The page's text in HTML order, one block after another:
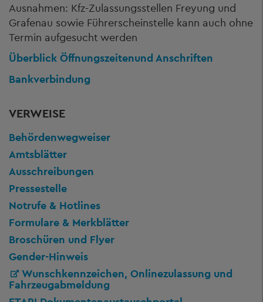
Ausnahmen: Kfz-Zulassungsstellen Freyung und
Grafenau sowie Führerscheinstelle kann auch ohne
Termin aufgesucht werden
Überblick Öffnungszeitenund Anschriften
Bankverbindung
VERWEISE
Behördenwegweiser
Amtsblätter
Ausschreibungen
Pressestelle
Notrufe & Hotlines
Formulare & Merkblätter
Broschüren und Flyer
Gender-Hinweis
Wunschkennzeichen, Onlinezulassung und
Fahrzeugabmeldung